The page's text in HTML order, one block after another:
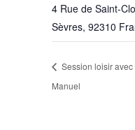
4 Rue de Saint-
Sèvres, 92310
Session loisir avec
Manuel